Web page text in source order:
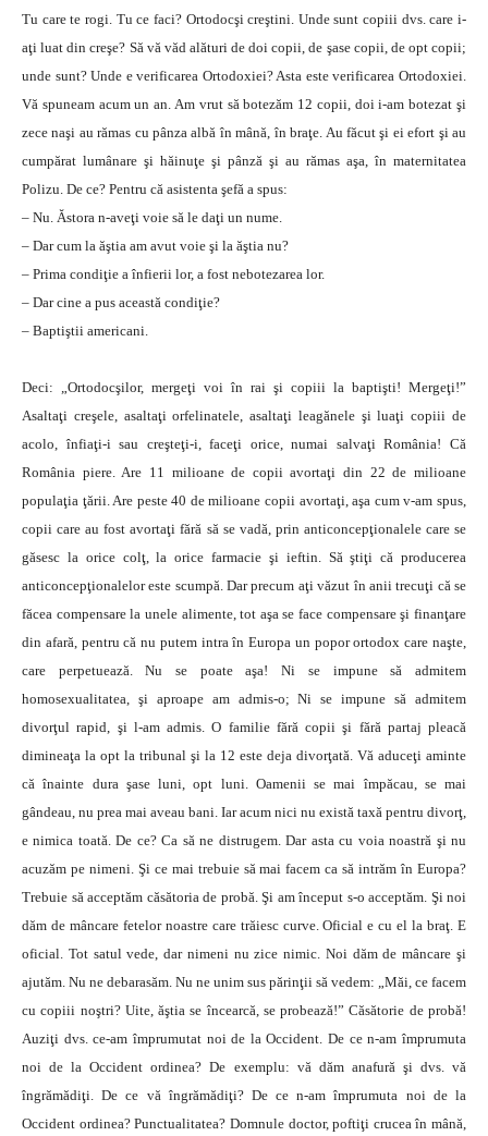
Tu care te rogi. Tu ce faci? Ortodocşi creştini. Unde sunt copiii dvs. care i-
aţi luat din creşe? Să vă văd alături de doi copii, de şase copii, de opt copii;
unde sunt? Unde e verificarea Ortodoxiei? Asta este verificarea Ortodoxiei.
Vă spuneam acum un an. Am vrut să botezăm 12 copii, doi i-am botezat şi
zece naşi au rămas cu pânza albă în mână, în braţe. Au făcut şi ei efort şi au
cumpărat lumânare şi hăinuţe şi pânză şi au rămas aşa, în maternitatea
Polizu. De ce? Pentru că asistenta şefă a spus:
– Nu. Ăstora n-aveţi voie să le daţi un nume.
– Dar cum la ăştia am avut voie şi la ăştia nu?
– Prima condiţie a înfierii lor, a fost nebotezarea lor.
– Dar cine a pus această condiţie?
– Baptiştii americani.
Deci: „Ortodocşilor, mergeţi voi în rai şi copiii la baptişti! Mergeţi!”
Asaltaţi creşele, asaltaţi orfelinatele, asaltaţi leagănele şi luaţi copiii de
acolo, înfiaţi-i sau creşteţi-i, faceţi orice, numai salvaţi România! Că
România piere. Are 11 milioane de copii avortaţi din 22 de milioane
populaţia ţării. Are peste 40 de milioane copii avortaţi, aşa cum v-am spus,
copii care au fost avortaţi fără să se vadă, prin anticoncepţionalele care se
găsesc la orice colţ, la orice farmacie şi ieftin. Să ştiţi că producerea
anticoncepţionalelor este scumpă. Dar precum aţi văzut în anii trecuţi că se
făcea compensare la unele alimente, tot aşa se face compensare şi finanţare
din afară, pentru că nu putem intra în Europa un popor ortodox care naşte,
care perpetuează. Nu se poate aşa! Ni se impune să admitem
homosexualitatea, şi aproape am admis-o; Ni se impune să admitem
divorţul rapid, şi l-am admis. O familie fără copii şi fără partaj pleacă
dimineaţa la opt la tribunal şi la 12 este deja divorţată. Vă aduceţi aminte
că înainte dura şase luni, opt luni. Oamenii se mai împăcau, se mai
gândeau, nu prea mai aveau bani. Iar acum nici nu există taxă pentru divorţ,
e nimica toată. De ce? Ca să ne distrugem. Dar asta cu voia noastră şi nu
acuzăm pe nimeni. Şi ce mai trebuie să mai facem ca să intrăm în Europa?
Trebuie să acceptăm căsătoria de probă. Şi am început s-o acceptăm. Şi noi
dăm de mâncare fetelor noastre care trăiesc curve. Oficial e cu el la braţ. E
oficial. Tot satul vede, dar nimeni nu zice nimic. Noi dăm de mâncare şi
ajutăm. Nu ne debarasăm. Nu ne unim sus părinţii să vedem: „Măi, ce facem
cu copiii noştri? Uite, ăştia se încearcă, se probează!” Căsătorie de probă!
Auziţi dvs. ce-am împrumutat noi de la Occident. De ce n-am împrumuta
noi de la Occident ordinea? De exemplu: vă dăm anafură şi dvs. vă
îngrămădiţi. De ce vă îngrămădiţi? De ce n-am împrumuta noi de la
Occident ordinea? Punctualitatea? Domnule doctor, poftiţi crucea în mână,